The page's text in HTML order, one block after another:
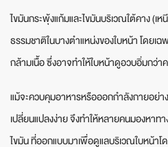
ไขมันกระพุ้งแก้มและไขมันบริเวณใต้คาง (เ
ธรรมชาติในบางตำแหน่งของใบหน้า โดยเฉ
กล้ามเนื้อ ซึ่งอาจทำให้ใบหน้าดูอวบอิ่มกว่าค
แม้จะควบคุมอาหารหรือออกกำลังกายอย่า
เปลี่ยนแปลงง่าย จึงทำให้หลายคนมองหาทา
ไขมัน ที่ออกแบบมาเพื่อดูแลบริเวณใบหน้าโด